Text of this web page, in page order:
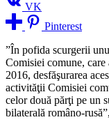
VK
Pinterest
”În pofida scurgerii
Comisiei comune,
2016, desfăşurarea
activităţii Comisiei
celor două părţi pe un
bilaterală româno-